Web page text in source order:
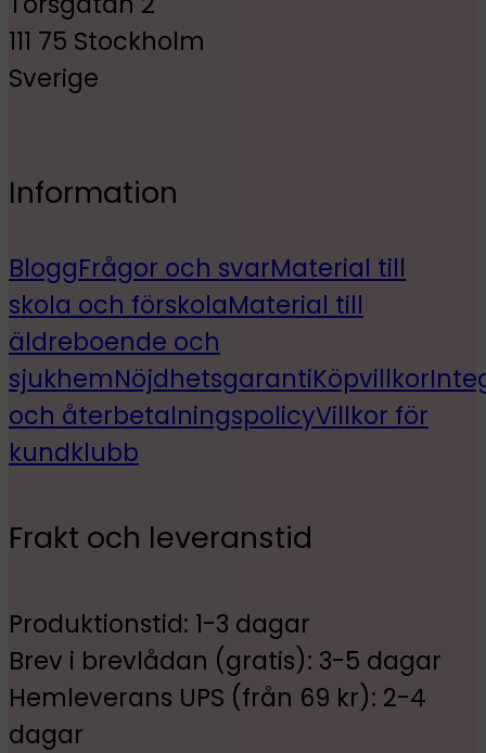
111 75 Stockholm
Sverige
Information
BloggFrågor och svarMaterial till
skola och förskolaMaterial till
äldreboende och
sjukhemNöjdhetsgarantiKöpvillkor
och återbetalningspolicyVillkor för
kundklubb
Frakt och leveranstid
Produktionstid: 1-3 dagar
Brev i brevlådan (gratis): 3-5 dagar
Hemleverans UPS (från 69 kr): 2-4
dagar